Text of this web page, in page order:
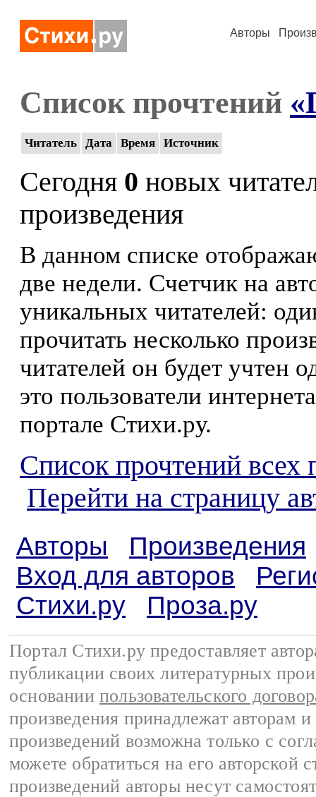
Авторы
Список прочтений
Читатель Дата Время Источник
Сегодня 0 новых
произведения
В данном списке
две недели. Счетчик на
уникальных читателей:
прочитать несколько
читателей он будет учтен
это пользователи
портале Стихи.ру.
Список прочтений всех
Перейти на страницу
Авторы
Произведения
Вход для авторов
Стихи.ру
Проза.ру
Портал Стихи.ру предоставляет
публикации своих литературных
основании пользовательского
произведения принадлежат авторам
произведений возможна только с
можете обратиться на его авторской
произведений авторы несут